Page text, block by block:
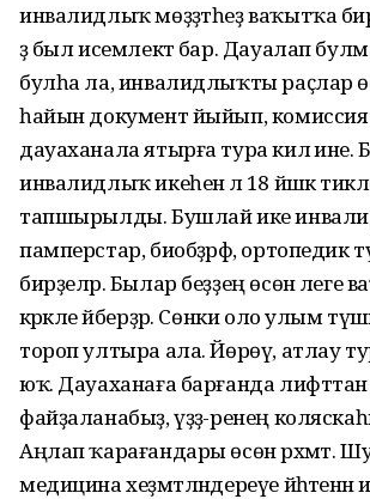
инвалидлыҡ мөҙҙәтһеҙ ваҡытҡа
ҙә был исемлектә бар. Дауалап
булһа ла, инвалидлыҡты раҫлар
һайын документ йыйып, комиссия
дауаханала ятырға тура килә
инвалидлыҡ икеһенә лә 18 йәшкә
тапшырылды. Бушлай ике
памперстар, биобәҙрәф, ортопедик
бирҙеләр. Былар беҙҙең өсөн әлеге
кәрәкле әйберҙәр. Сөнки оло улым
тороп ултыра ала. Йөрөү, атлау
юҡ. Дауаханаға барғанда лифттан
файҙаланабыҙ, үҙҙә-ренең
Аңлап ҡарағандары өсөн рәхмәт.
медицина хеҙмәтләндереүе